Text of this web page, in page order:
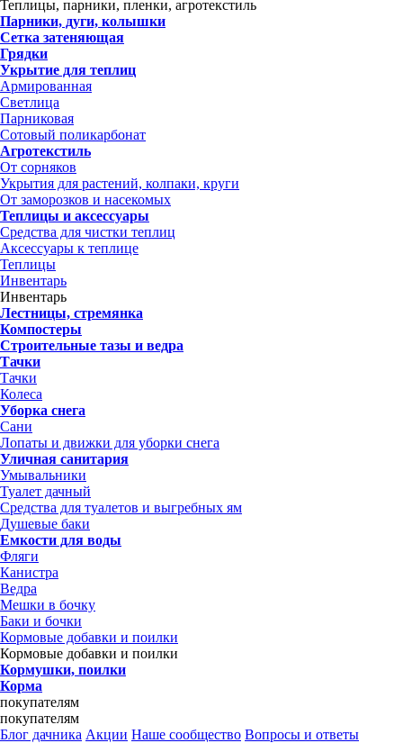
Теплицы, парники, пленки, агротекстиль
Парники, дуги, колышки
Сетка затеняющая
Грядки
Укрытие для теплиц
Армированная
Светлица
Парниковая
Сотовый поликарбонат
Агротекстиль
От сорняков
Укрытия для растений, колпаки, круги
От заморозков и насекомых
Теплицы и аксессуары
Средства для чистки теплиц
Аксессуары к теплице
Теплицы
Инвентарь
Инвентарь
Лестницы, стремянка
Компостеры
Строительные тазы и ведра
Тачки
Тачки
Колеса
Уборка снега
Сани
Лопаты и движки для уборки снега
Уличная санитария
Умывальники
Туалет дачный
Средства для туалетов и выгребных ям
Душевые баки
Емкости для воды
Фляги
Канистра
Ведра
Мешки в бочку
Баки и бочки
Кормовые добавки и поилки
Кормовые добавки и поилки
Кормушки, поилки
Корма
покупателям
покупателям
Блог дачника Акции Наше сообщество Вопросы и ответы